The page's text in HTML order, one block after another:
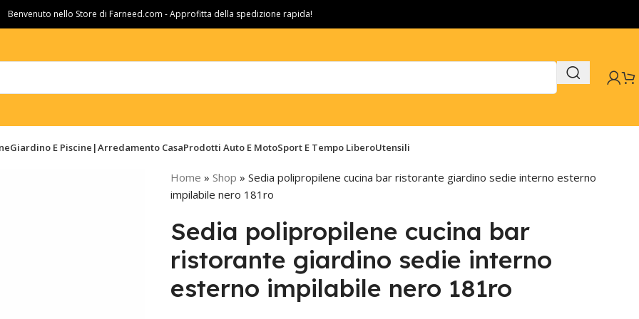
Benvenuto nello Store di Farneed.com - Approfitta della spedizione rapida!
Giardino E Piscine|Arredamento CasaProdotti Auto E MotoSport E Tempo LiberoUtensili
Home » Shop » Sedia polipropilene cucina bar ristorante giardino sedie interno esterno
impilabile nero 181ro
Sedia polipropilene cucina bar
ristorante giardino sedie interno
esterno impilabile nero 181ro